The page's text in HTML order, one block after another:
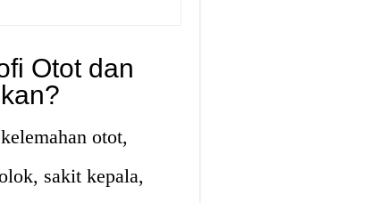
Otot dan
otot,
sakit kepala,